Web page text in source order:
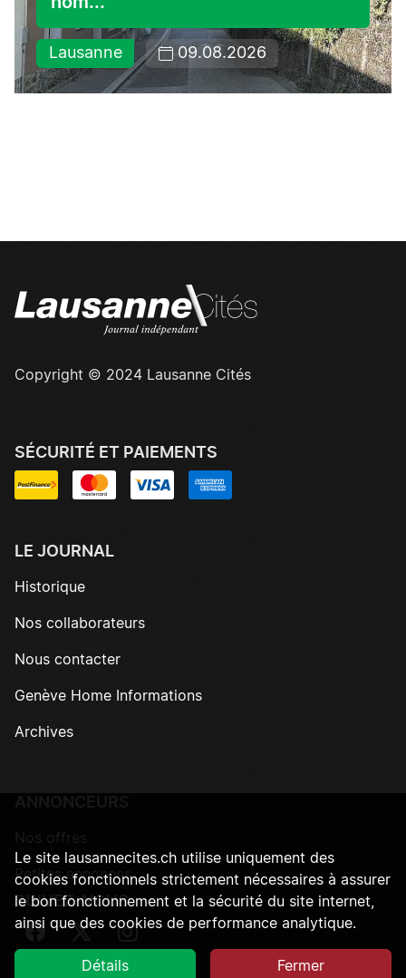
Lausanne 09.08.2026
Copyright © 2024 Lausanne Cités
SÉCURITÉ ET PAIEMENTS
LE JOURNAL
Historique
Nos collaborateurs
Nous contacter
Genève Home Informations
Archives
Petites annonces
SUIVEZ-NOUS
Suivez-nous sur Facebook
Suivez-nous sur Twitter
Suivez-nous sur Instagram
Le site lausannecites.ch utilise uniquement des
cookies fonctionnels strictement nécessaires à assurer
le bon fonctionnement et la sécurité du site internet,
ainsi que des cookies de performance analytique.
Détails Fermer